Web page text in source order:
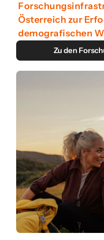
Österreich zur
demografischen
Zu den